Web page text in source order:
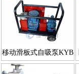
移动滑板式自吸泵KYB